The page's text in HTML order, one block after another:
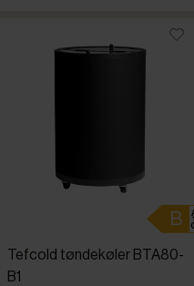
Tefcold tøndekøler BTA80-
B1